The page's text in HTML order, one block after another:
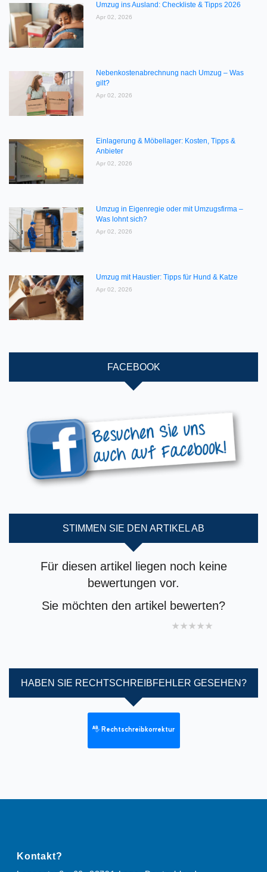
Umzug ins Ausland: Checkliste & Tipps 2026
Apr 02, 2026
Nebenkostenabrechnung nach Umzug – Was
gilt?
Apr 02, 2026
Einlagerung & Möbellager: Kosten, Tipps &
Anbieter
Apr 02, 2026
Umzug in Eigenregie oder mit Umzugsfirma –
Was lohnt sich?
Apr 02, 2026
Umzug mit Haustier: Tipps für Hund & Katze
Apr 02, 2026
FACEBOOK
STIMMEN SIE DEN ARTIKEL AB
Für diesen artikel liegen noch keine
bewertungen vor.
Sie möchten den artikel bewerten?
4 stars
3 stars
2 stars
1 star
HABEN SIE RECHTSCHREIBFEHLER GESEHEN?
Rechtschreibkorrektur
Kontakt?